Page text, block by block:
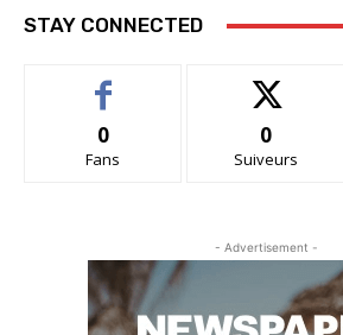
STAY CONNECTED
0
Fans
0
Suiveurs
- Advertisement -